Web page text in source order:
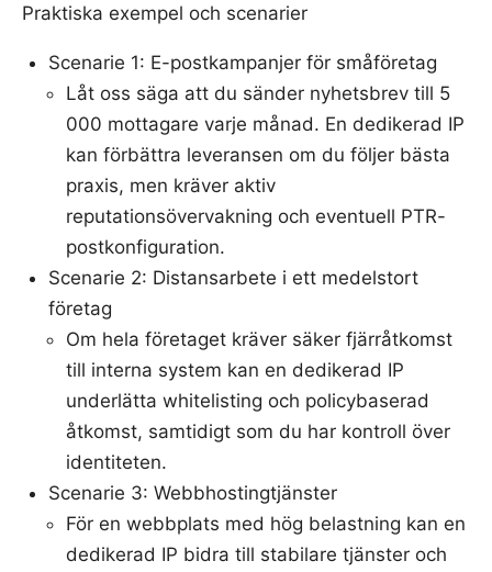
Praktiska exempel och scenarier
Scenarie 1: E-postkampanjer för småföretag
Låt oss säga att du sänder nyhetsbrev till 5
000 mottagare varje månad. En dedikerad IP
kan förbättra leveransen om du följer bästa
praxis, men kräver aktiv
reputationsövervakning och eventuell PTR-
postkonfiguration.
Scenarie 2: Distansarbete i ett medelstort
företag
Om hela företaget kräver säker fjärråtkomst
till interna system kan en dedikerad IP
underlätta whitelisting och policybaserad
åtkomst, samtidigt som du har kontroll över
identiteten.
Scenarie 3: Webbhostingtjänster
För en webbplats med hög belastning kan en
dedikerad IP bidra till stabilare tjänster och